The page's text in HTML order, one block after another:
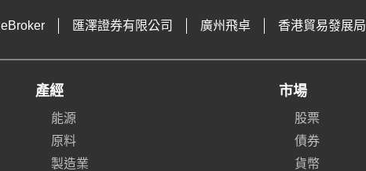
eBroker 匯澤證券有限公司 廣州飛卓 香港貿易發展局
產經
能源
原料
製造業
市場
股票
債券
貨幣